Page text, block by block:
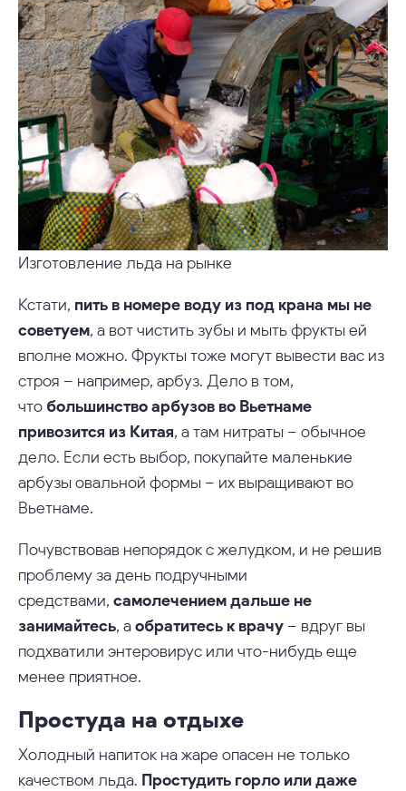
Изготовление льда на рынке
Кстати, пить в номере воду из под крана мы не
советуем, а вот чистить зубы и мыть фрукты ей
вполне можно. Фрукты тоже могут вывести вас из
строя – например, арбуз. Дело в том,
что большинство арбузов во Вьетнаме
привозится из Китая, а там нитраты – обычное
дело. Если есть выбор, покупайте маленькие
арбузы овальной формы – их выращивают во
Вьетнаме.
Почувствовав непорядок с желудком, и не решив
проблему за день подручными
средствами, самолечением дальше не
занимайтесь, аобратитесь к врачу – вдруг вы
подхватили энтеровирус или что-нибудь еще
менее приятное.
Простуда на отдыхе
Холодный напиток на жаре опасен не только
качеством льда. Простудить горло или даже